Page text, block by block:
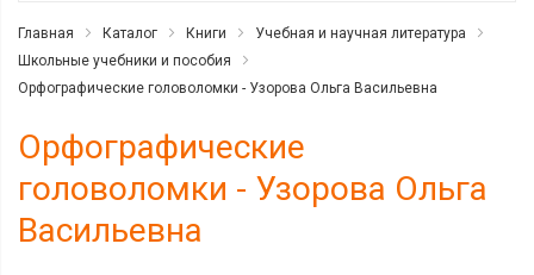
Главная Каталог Книги
Учебная и научная литература
Школьные учебники и пособия
Орфографические головоломки - Узорова Ольга Васильевна
Орфографические
головоломки - Узорова Ольга
Васильевна